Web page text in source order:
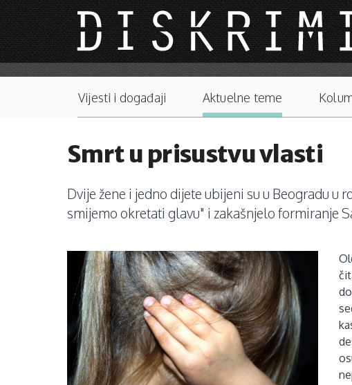
Skip to main content
Main menu
Vijesti i događaji Aktuelne teme
Smrt u prisustvu vlasti
Dvije žene i jedno dijete ubijeni su u Beogradu u
smijemo okretati glavu" i zakašnjelo formiranje